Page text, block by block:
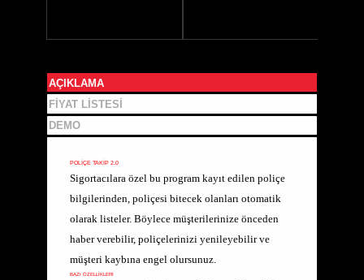
AÇIKLAMA
FIYAT LISTESI
DEMO
POLİÇE TAKİP 2.0
Sigortacılara özel bu program kayıt edilen poliçe
bilgilerinden, poliçesi bitecek olanları otomatik
olarak listeler. Böylece müşterilerinize önceden
haber verebilir, poliçelerinizi yenileyebilir ve
müşteri kaybına engel olursunuz.
BAZI ÖZELLİKLERİ